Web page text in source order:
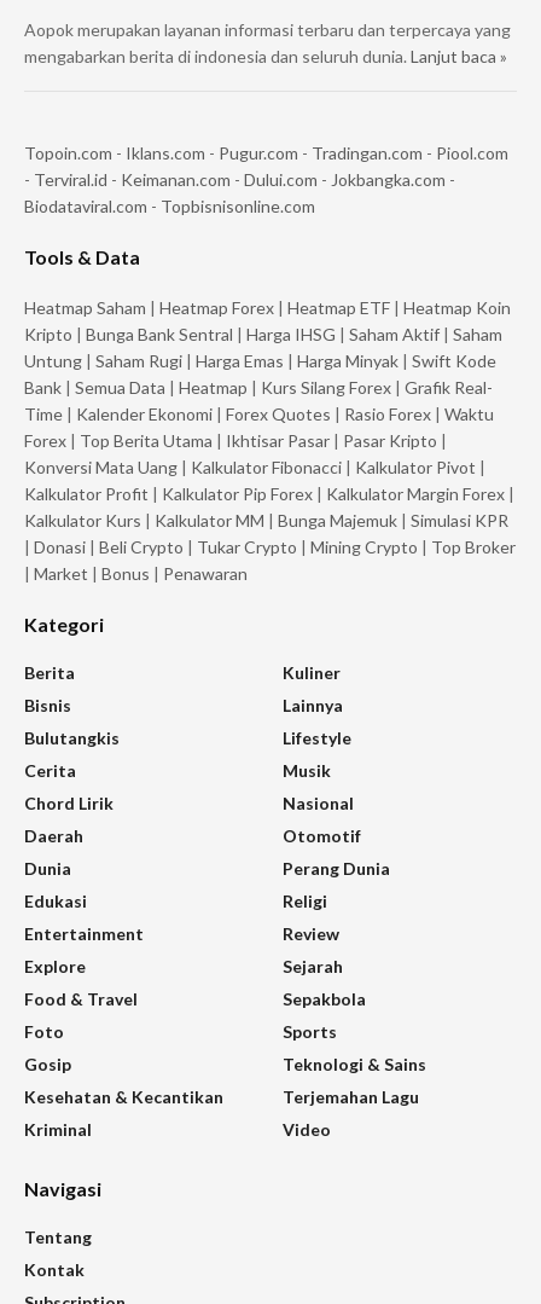
Aopok merupakan layanan informasi terbaru dan terpercaya yang
mengabarkan berita di indonesia dan seluruh dunia. Lanjut baca »
Topoin.com - Iklans.com - Pugur.com - Tradingan.com - Piool.com
- Terviral.id - Keimanan.com - Dului.com - Jokbangka.com -
Biodataviral.com - Topbisnisonline.com
Tools & Data
Heatmap Saham | Heatmap Forex | Heatmap ETF | Heatmap Koin
Kripto | Bunga Bank Sentral | Harga IHSG | Saham Aktif | Saham
Untung | Saham Rugi | Harga Emas | Harga Minyak | Swift Kode
Bank | Semua Data | Heatmap | Kurs Silang Forex | Grafik Real-
Time | Kalender Ekonomi | Forex Quotes | Rasio Forex | Waktu
Forex | Top Berita Utama | Ikhtisar Pasar | Pasar Kripto |
Konversi Mata Uang | Kalkulator Fibonacci | Kalkulator Pivot |
Kalkulator Profit | Kalkulator Pip Forex | Kalkulator Margin Forex |
Kalkulator Kurs | Kalkulator MM | Bunga Majemuk | Simulasi KPR
| Donasi | Beli Crypto | Tukar Crypto | Mining Crypto | Top Broker
| Market | Bonus | Penawaran
Kategori
Berita
Bisnis
Bulutangkis
Cerita
Chord Lirik
Daerah
Dunia
Edukasi
Entertainment
Explore
Food & Travel
Foto
Gosip
Kesehatan & Kecantikan
Kriminal
Kuliner
Lainnya
Lifestyle
Musik
Nasional
Otomotif
Perang Dunia
Religi
Review
Sejarah
Sepakbola
Sports
Teknologi & Sains
Terjemahan Lagu
Video
Navigasi
Tentang
Kontak